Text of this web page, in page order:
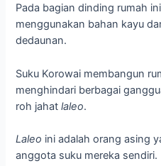
Pada bagian dinding rumah
menggunakan bahan kayu
dedaunan.
Suku Korowai membangun
menghindari berbagai
roh jahatlaleo.
Laleo ini adalah orang asing
anggota suku mereka sendiri.